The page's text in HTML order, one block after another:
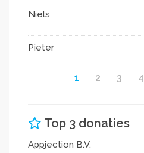
Niels
Pieter
1 2 3 4
Top 3 donaties
Appjection B.V.